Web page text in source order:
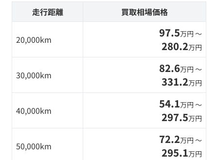
走行距離 買取相場価格
20,000km 97.5万円 〜
280.2万円
30,000km 82.6万円 〜
331.2万円
40,000km 54.1万円 〜
297.5万円
50,000km 72.2万円 〜
295.1万円